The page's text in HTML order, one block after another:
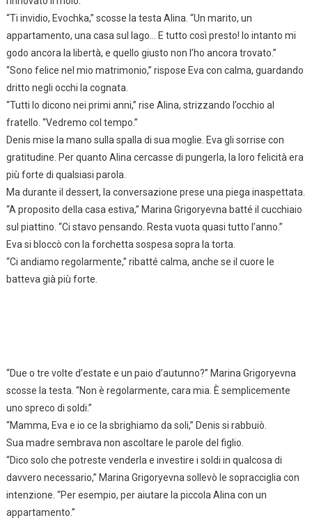
“Ti invidio, Evochka,” scosse la testa Alina. “Un marito, un
appartamento, una casa sul lago… E tutto così presto! Io intanto mi
godo ancora la libertà, e quello giusto non l’ho ancora trovato.”
“Sono felice nel mio matrimonio,” rispose Eva con calma, guardando
dritto negli occhi la cognata.
“Tutti lo dicono nei primi anni,” rise Alina, strizzando l’occhio al
fratello. “Vedremo col tempo.”
Denis mise la mano sulla spalla di sua moglie. Eva gli sorrise con
gratitudine. Per quanto Alina cercasse di pungerla, la loro felicità era
più forte di qualsiasi parola.
Ma durante il dessert, la conversazione prese una piega inaspettata.
“A proposito della casa estiva,” Marina Grigoryevna batté il cucchiaio
sul piattino. “Ci stavo pensando. Resta vuota quasi tutto l’anno.”
Eva si bloccò con la forchetta sospesa sopra la torta.
“Ci andiamo regolarmente,” ribatté calma, anche se il cuore le
batteva già più forte.
“Due o tre volte d’estate e un paio d’autunno?” Marina Grigoryevna
scosse la testa. “Non è regolarmente, cara mia. È semplicemente
uno spreco di soldi.”
“Mamma, Eva e io ce la sbrighiamo da soli,” Denis si rabbuiò.
Sua madre sembrava non ascoltare le parole del figlio.
“Dico solo che potreste venderla e investire i soldi in qualcosa di
davvero necessario,” Marina Grigoryevna sollevò le sopracciglia con
intenzione. “Per esempio, per aiutare la piccola Alina con un
appartamento.”